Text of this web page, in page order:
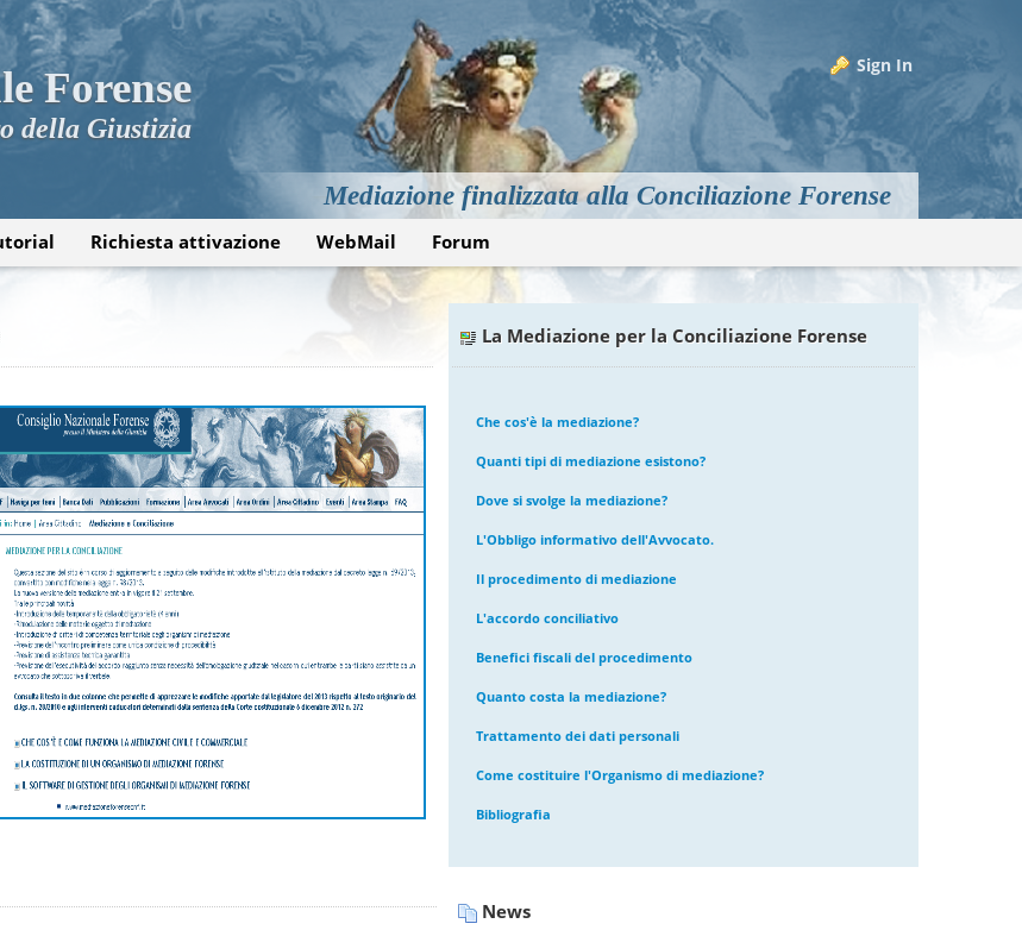
Forense
della Giustizia
Sign In
Mediazione finalizzata alla Conciliazione Forense
Richiesta attivazione WebMail Forum
La Mediazione per la Conciliazione Forense
Che cos'è la mediazione?
Quanti tipi di mediazione esistono?
Dove si svolge la mediazione?
L'Obbligo informativo dell'Avvocato.
Il procedimento di mediazione
L'accordo conciliativo
Benefici fiscali del procedimento
Quanto costa la mediazione?
Trattamento dei dati personali
Come costituire l'Organismo di mediazione?
Bibliografia
News